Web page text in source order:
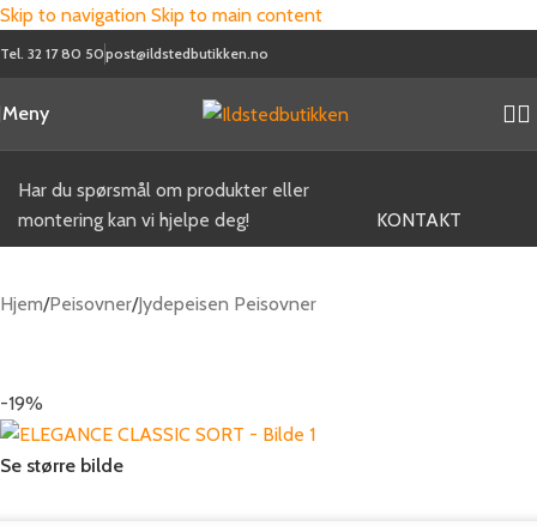
Skip to navigation Skip to main content
Tel. 32 17 80 50post@ildstedbutikken.no
Meny
Har du spørsmål om produkter eller
montering kan vi hjelpe deg!
KONTAKT
Hjem/Peisovner/Jydepeisen Peisovner
-19%
Se større bilde